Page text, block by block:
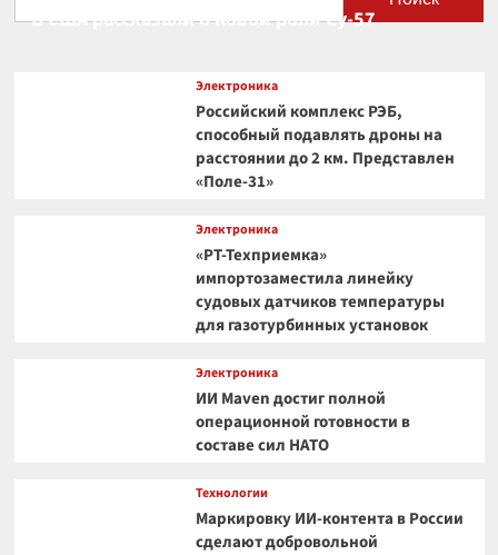
В США рассказали о новой роли Су-57
Электроника
Российский комплекс РЭБ,
способный подавлять дроны на
расстоянии до 2 км. Представлен
«Поле-31»
Электроника
«РТ-Техприемка»
импортозаместила линейку
судовых датчиков температуры
для газотурбинных установок
Электроника
ИИ Maven достиг полной
операционной готовности в
составе сил НАТО
Технологии
Маркировку ИИ-контента в России
сделают добровольной